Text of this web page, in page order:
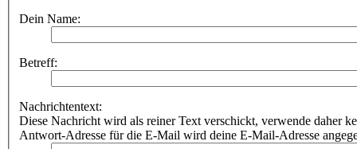
Dein Name:
Betreff:
Nachrichtentext:
Diese Nachricht wird als reiner Text verschickt, verwende daher
Antwort-Adresse für die E-Mail wird deine E-Mail-Adresse